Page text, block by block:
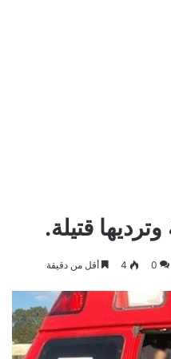
قتيلة.
0
4 أقل من دقيقة